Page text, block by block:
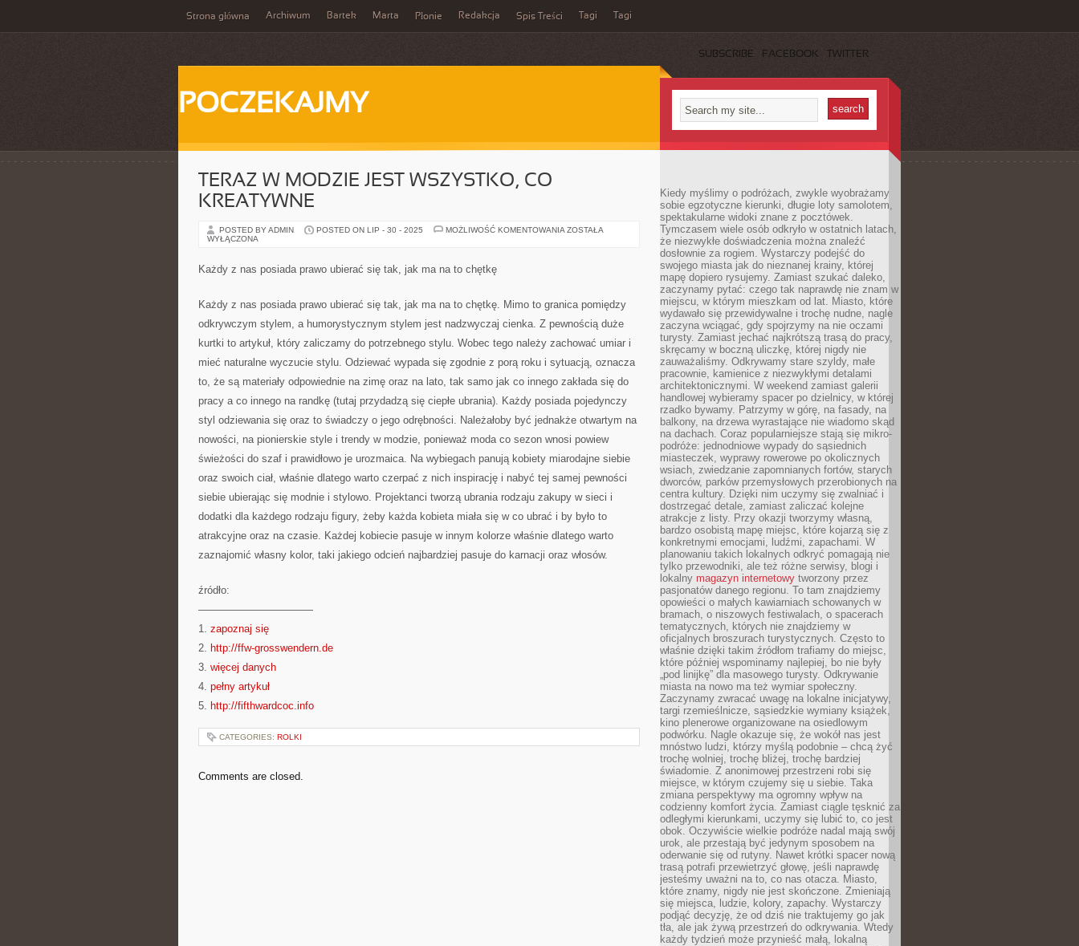
Strona główna Archiwum Bartek Marta Płonie Redakcja Spis Treści Tagi Tagi
SUBSCRIBE FACEBOOK TWITTER
POCZEKAJMY
TERAZ W MODZIE JEST WSZYSTKO, CO
KREATYWNE
POSTED BY ADMIN POSTED ON LIP - 30 - 2025 MOŻLIWOŚĆ KOMENTOWANIA TERAZ
ZOSTAŁA
WYŁĄCZONA
Każdy z nas posiada prawo ubierać się tak, jak ma na to chętkę
Każdy z nas posiada prawo ubierać się tak, jak ma na to chętkę. Mimo to granica pomiędzy
odkrywczym stylem, a humorystycznym stylem jest nadzwyczaj cienka. Z pewnością duże
kurtki to artykuł, który zaliczamy do potrzebnego stylu. Wobec tego należy zachować umiar i
mieć naturalne wyczucie stylu. Odziewać wypada się zgodnie z porą roku i sytuacją, oznacza
to, że są materiały odpowiednie na zimę oraz na lato, tak samo jak co innego zakłada się do
pracy a co innego na randkę (tutaj przydadzą się ciepłe ubrania). Każdy posiada pojedynczy
styl odziewania się oraz to świadczy o jego odrębności. Należałoby być jednakże otwartym na
nowości, na pionierskie style i trendy w modzie, ponieważ moda co sezon wnosi powiew
świeżości do szaf i prawidłowo je urozmaica. Na wybiegach panują kobiety miarodajne siebie
oraz swoich ciał, właśnie dlatego warto czerpać z nich inspirację i nabyć tej samej pewności
siebie ubierając się modnie i stylowo. Projektanci tworzą ubrania rodzaju zakupy w sieci i
dodatki dla każdego rodzaju figury, żeby każda kobieta miała się w co ubrać i by było to
atrakcyjne oraz na czasie. Każdej kobiecie pasuje w innym kolorze właśnie dlatego warto
zaznajomić własny kolor, taki jakiego odcień najbardziej pasuje do karnacji oraz włosów.
źródło:
———————————
1. zapoznaj się
2. http://ffw-grosswendern.de
3. więcej danych
4. pełny artykuł
5. http://fifthwardcoc.info
CATEGORIES: ROLKI
Comments are closed.
Kiedy myślimy o podróżach, zwykle wyobrażamy
sobie egzotyczne kierunki, długie loty samolotem,
spektakularne widoki znane z pocztówek.
Tymczasem wiele osób odkryło w ostatnich latach,
że niezwykłe doświadczenia można znaleźć
dosłownie za rogiem. Wystarczy podejść do
swojego miasta jak do nieznanej krainy, której
mapę dopiero rysujemy. Zamiast szukać daleko,
zaczynamy pytać: czego tak naprawdę nie znam w
miejscu, w którym mieszkam od lat. Miasto, które
wydawało się przewidywalne i trochę nudne, nagle
zaczyna wciągać, gdy spojrzymy na nie oczami
turysty. Zamiast jechać najkrótszą trasą do pracy,
skręcamy w boczną uliczkę, której nigdy nie
zauważaliśmy. Odkrywamy stare szyldy, małe
pracownie, kamienice z niezwykłymi detalami
architektonicznymi. W weekend zamiast galerii
handlowej wybieramy spacer po dzielnicy, w której
rzadko bywamy. Patrzymy w górę, na fasady, na
balkony, na drzewa wyrastające nie wiadomo skąd
na dachach. Coraz popularniejsze stają się mikro-
podróże: jednodniowe wypady do sąsiednich
miasteczek, wyprawy rowerowe po okolicznych
wsiach, zwiedzanie zapomnianych fortów, starych
dworców, parków przemysłowych przerobionych na
centra kultury. Dzięki nim uczymy się zwalniać i
dostrzegać detale, zamiast zaliczać kolejne
atrakcje z listy. Przy okazji tworzymy własną,
bardzo osobistą mapę miejsc, które kojarzą się z
konkretnymi emocjami, ludźmi, zapachami. W
planowaniu takich lokalnych odkryć pomagają nie
tylko przewodniki, ale też różne serwisy, blogi i
lokalny magazyn internetowy tworzony przez
pasjonatów danego regionu. To tam znajdziemy
opowieści o małych kawiarniach schowanych w
bramach, o niszowych festiwalach, o spacerach
tematycznych, których nie znajdziemy w
oficjalnych broszurach turystycznych. Często to
właśnie dzięki takim źródłom trafiamy do miejsc,
które później wspominamy najlepiej, bo nie były
„pod linijkę” dla masowego turysty. Odkrywanie
miasta na nowo ma też wymiar społeczny.
Zaczynamy zwracać uwagę na lokalne inicjatywy,
targi rzemieślnicze, sąsiedzkie wymiany książek,
kino plenerowe organizowane na osiedlowym
podwórku. Nagle okazuje się, że wokół nas jest
mnóstwo ludzi, którzy myślą podobnie – chcą żyć
trochę wolniej, trochę bliżej, trochę bardziej
świadomie. Z anonimowej przestrzeni robi się
miejsce, w którym czujemy się u siebie. Taka
zmiana perspektywy ma ogromny wpływ na
codzienny komfort życia. Zamiast ciągle tęsknić za
odległymi kierunkami, uczymy się lubić to, co jest
obok. Oczywiście wielkie podróże nadal mają swój
urok, ale przestają być jedynym sposobem na
oderwanie się od rutyny. Nawet krótki spacer nową
trasą potrafi przewietrzyć głowę, jeśli naprawdę
jesteśmy uważni na to, co nas otacza. Miasto,
które znamy, nigdy nie jest skończone. Zmieniają
się miejsca, ludzie, kolory, zapachy. Wystarczy
podjąć decyzję, że od dziś nie traktujemy go jak
tła, ale jak żywą przestrzeń do odkrywania. Wtedy
każdy tydzień może przynieść małą, lokalną